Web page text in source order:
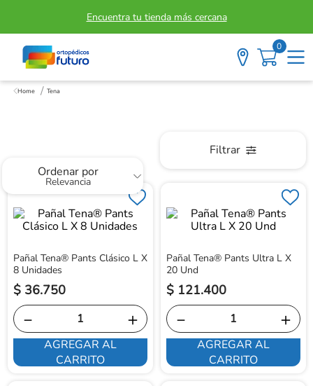
Encuentra tu tienda más cercana
0
Tena
Tena
Ordenar por
Relevancia
Filtrar
Pañal Tena® Pants Clásico L X
8 Unidades
$ 36.750
＋
－
AGREGAR AL
CARRITO
Pañal Tena® Pants Ultra L X
20 Und
$ 121.400
＋
－
AGREGAR AL
CARRITO